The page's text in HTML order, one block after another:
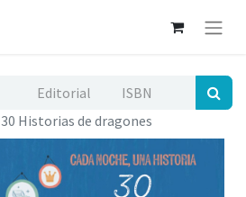
30 Historias de dragones